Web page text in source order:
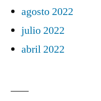
agosto 2022
julio 2022
abril 2022